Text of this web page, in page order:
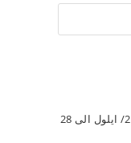
ورشة الانبار للفترة من 26/ ايلول الى 28